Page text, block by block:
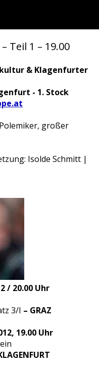
Teil 1 – 19.00
& Klagenfurter
- 1. Stock
großer
Isolde Schmitt |
/ 20.00 Uhr
3/I – GRAZ
19.00 Uhr